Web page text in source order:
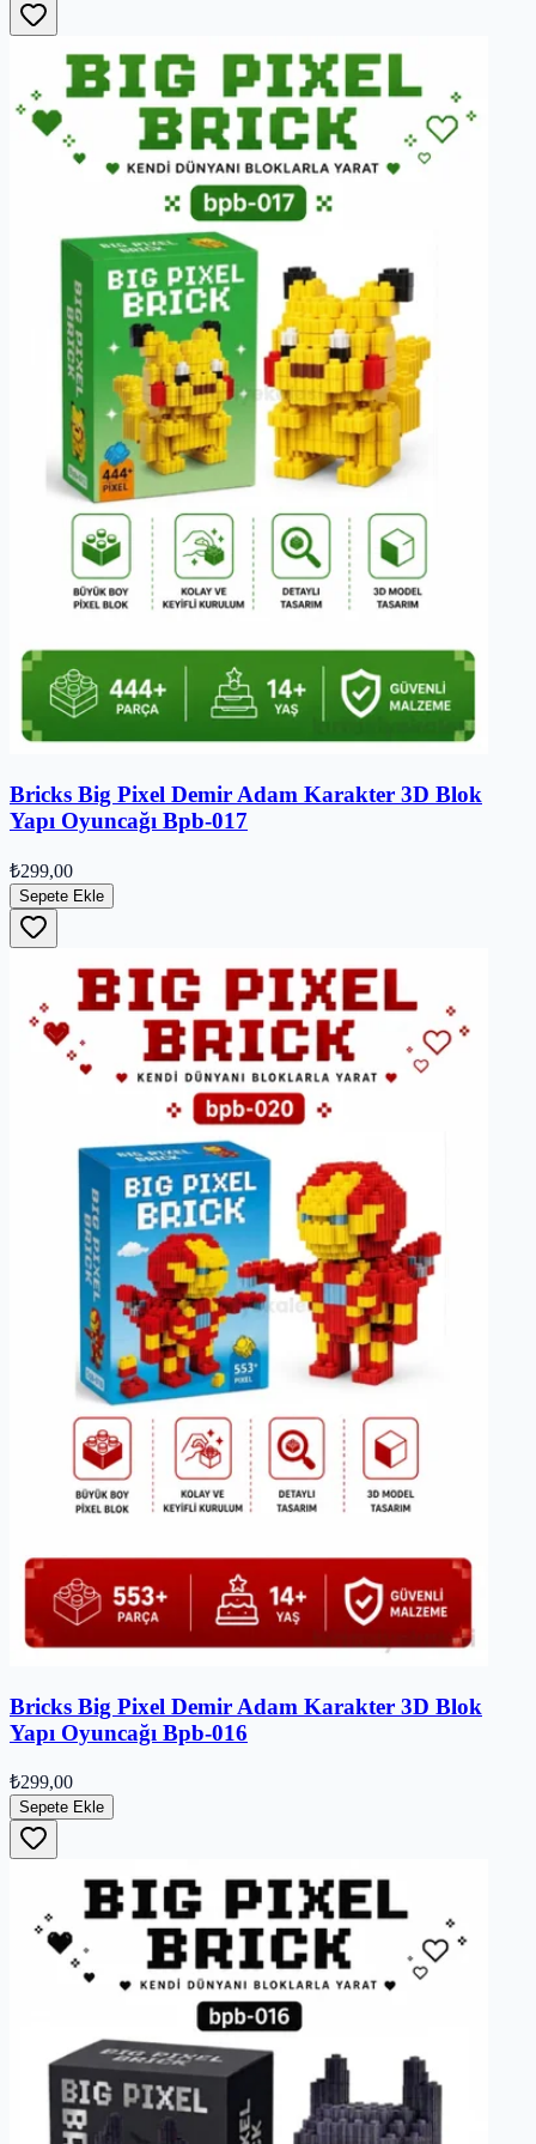
Bricks Big Pixel Demir Adam Karakter 3D Blok
Yapı Oyuncağı Bpb-017
₺299,00
Sepete Ekle
Bricks Big Pixel Demir Adam Karakter 3D Blok
Yapı Oyuncağı Bpb-016
₺299,00
Sepete Ekle